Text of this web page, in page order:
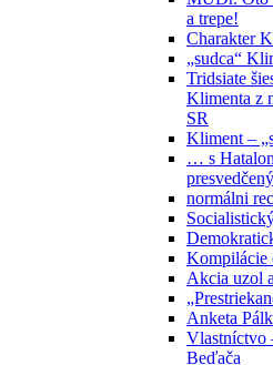
a trepe!
Charakter
„sudca“
Tridsiate
Klimenta z
SR
Kliment –
… s
normálni
Kompilácie
Akcia uzol
Anketa
Vlastníctvo
Beďača